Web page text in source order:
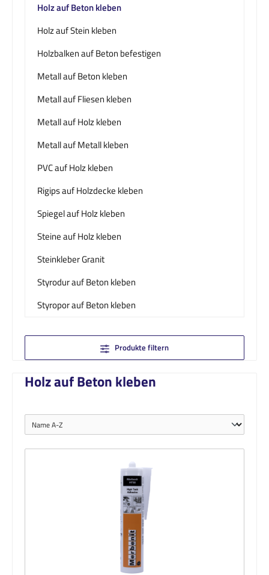
Holz auf Beton kleben
Holz auf Stein kleben
Holzbalken auf Beton befestigen
Metall auf Beton kleben
Metall auf Fliesen kleben
Metall auf Holz kleben
Metall auf Metall kleben
PVC auf Holz kleben
Rigips auf Holzdecke kleben
Spiegel auf Holz kleben
Steine auf Holz kleben
Steinkleber Granit
Styrodur auf Beton kleben
Styropor auf Beton kleben
Produkte filtern
Holz auf Beton kleben